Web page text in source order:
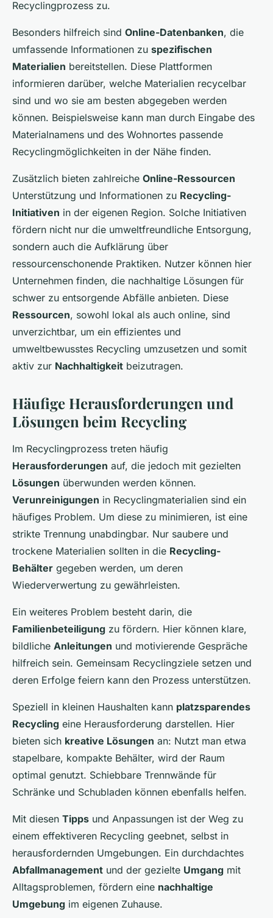
Recyclingprozess zu.
Besonders hilfreich sind Online-Datenbanken, die
umfassende Informationen zu spezifischen
Materialien bereitstellen. Diese Plattformen
informieren darüber, welche Materialien recycelbar
sind und wo sie am besten abgegeben werden
können. Beispielsweise kann man durch Eingabe des
Materialnamens und des Wohnortes passende
Recyclingmöglichkeiten in der Nähe finden.
Zusätzlich bieten zahlreiche Online-Ressourcen
Unterstützung und Informationen zu Recycling-
Initiativen in der eigenen Region. Solche Initiativen
fördern nicht nur die umweltfreundliche Entsorgung,
sondern auch die Aufklärung über
ressourcenschonende Praktiken. Nutzer können hier
Unternehmen finden, die nachhaltige Lösungen für
schwer zu entsorgende Abfälle anbieten. Diese
Ressourcen, sowohl lokal als auch online, sind
unverzichtbar, um ein effizientes und
umweltbewusstes Recycling umzusetzen und somit
aktiv zur Nachhaltigkeit beizutragen.
Häufige Herausforderungen und
Lösungen beim Recycling
Im Recyclingprozess treten häufig
Herausforderungen auf, die jedoch mit gezielten
Lösungen überwunden werden können.
Verunreinigungen in Recyclingmaterialien sind ein
häufiges Problem. Um diese zu minimieren, ist eine
strikte Trennung unabdingbar. Nur saubere und
trockene Materialien sollten in die Recycling-
Behälter gegeben werden, um deren
Wiederverwertung zu gewährleisten.
Ein weiteres Problem besteht darin, die
Familienbeteiligung zu fördern. Hier können klare,
bildliche Anleitungen und motivierende Gespräche
hilfreich sein. Gemeinsam Recyclingziele setzen und
deren Erfolge feiern kann den Prozess unterstützen.
Speziell in kleinen Haushalten kann platzsparendes
Recycling eine Herausforderung darstellen. Hier
bieten sich kreative Lösungen an: Nutzt man etwa
stapelbare, kompakte Behälter, wird der Raum
optimal genutzt. Schiebbare Trennwände für
Schränke und Schubladen können ebenfalls helfen.
Mit diesen Tipps und Anpassungen ist der Weg zu
einem effektiveren Recycling geebnet, selbst in
herausfordernden Umgebungen. Ein durchdachtes
Abfallmanagement und der gezielte Umgang mit
Alltagsproblemen, fördern eine nachhaltige
Umgebung im eigenen Zuhause.